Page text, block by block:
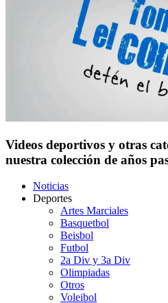
Videos deportivos y otras
nuestra colección de años
Noticias
Deportes
Artes Marciales
Basquetbol
Beisbol
Futbol
2a Div y 3a Div
Olimpiadas
Otros
Voleibol